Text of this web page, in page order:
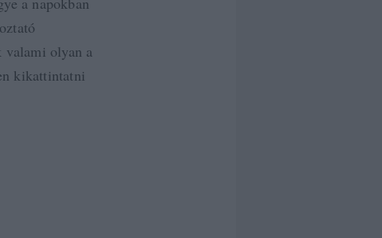
valami olyan a
kikattintatni